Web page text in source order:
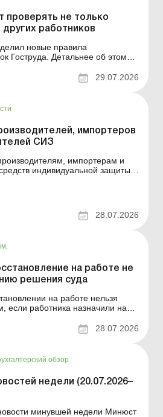
проверять не только
других работников
новые правила
Гоструда. Детальнее об этом
ТЦК документы предприятия
29.07.2026
импортеров
СИЗ
импортерам и
индивидуальной защиты?
Требования к средствам
(далее – СИЗ) по их
которые будут
28.07.2026
на работе не
решения суда
на работе нельзя
если работника назначили на
правила воинского учета
28.07.2026
обзор
недели (20.07.2026–
минувшей недели Минюст